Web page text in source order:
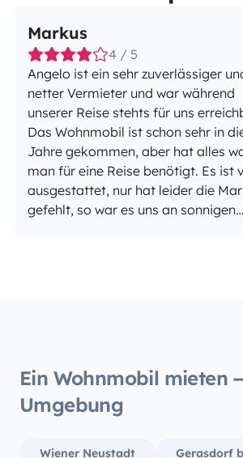
Markus
4 / 5
Angelo ist ein sehr zuverlässiger
netter Vermieter und war während
unserer Reise stehts für uns
Das Wohnmobil ist schon sehr in
Jahre gekommen, aber hat alles
man für eine Reise benötigt. Es ist
ausgestattet, nur hat leider die
gefehlt, so war es uns an sonnigen
zweiten Woche unserer Reise
Wohnmobil nicht mehr an und wir
Ein Wohnmobil mieten
Umgebung
Wiener Neustadt Gerasdorf